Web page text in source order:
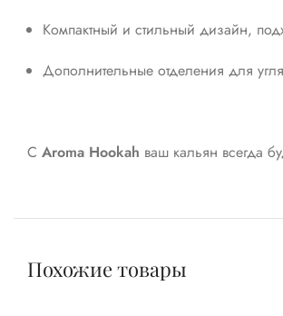
Компактный и стильный дизайн,
Дополнительные отделения для
С Aroma Hookah ваш кальян всегда
Похожие товары